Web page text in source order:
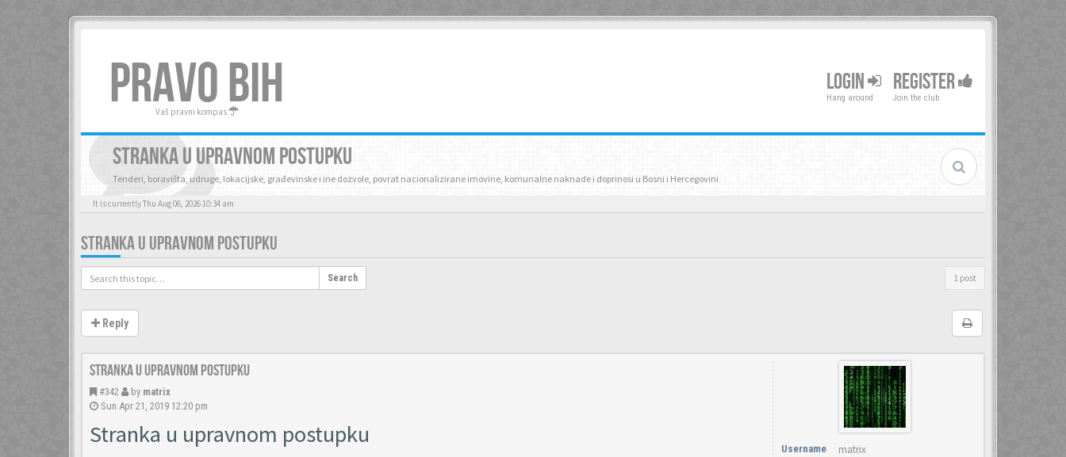
PRAVO BIH
Vaš pravni kompas
LOGIN
Hang around
REGISTER
Join the club
STRANKA U UPRAVNOM POSTUPKU
Tenderi, boravišta, udruge, lokacijske, građevinske i ine dozvole, povrat nacionalizirane imovine, komunalne naknade i doprinosi u Bosni i Hercegovini
It is currently Thu Aug 06, 2026 10:34 am
STRANKA U UPRAVNOM POSTUPKU
Search 1 post
Reply
Stranka u upravnom postupku
#342 by matrix
Sun Apr 21, 2019 12:20 pm
Stranka u upravnom postupku
Username matrix